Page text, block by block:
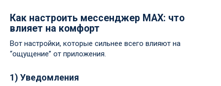
Как настроить мессенджер MAX: что
влияет на комфорт
Вот настройки, которые сильнее всего влияют на
“ощущение” от приложения.
1) Уведомления